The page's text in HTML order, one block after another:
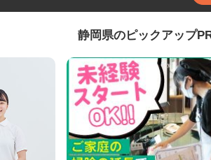
静岡県のピックアップ